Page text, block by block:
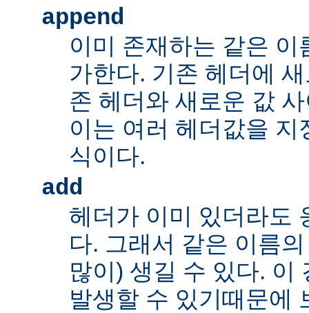
append
이미 존재하는 같은
가한다. 기존 헤더에
존 헤더와 새로운 값
이는 여러 헤더값을
식이다.
add
헤더가 이미 있더라도
다. 그래서 같은 이름
많이) 생길 수 있다. 이
발생할 수 있기때문에